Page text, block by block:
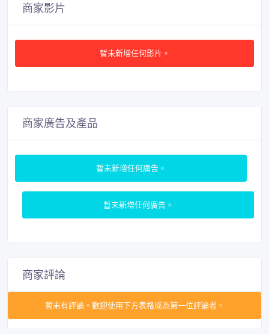
商家影片
暫未新增任何影片。
商家廣告及產品
暫未新增任何廣告。
暫未新增任何廣告。
商家評論
暫未有評論。歡迎使用下方表格成為第一位評論者。